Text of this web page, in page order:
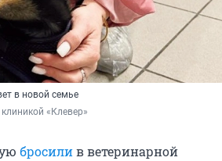
в новой семье
«Клевер»
бросилив ветеринарной